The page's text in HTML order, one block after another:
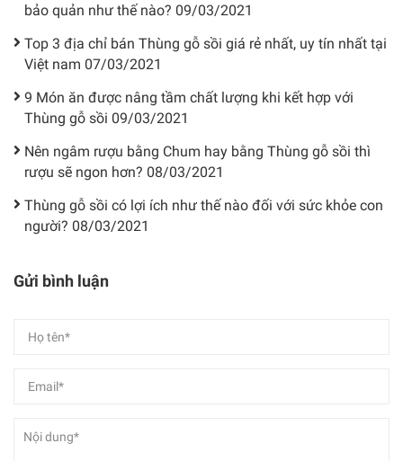
bảo quản như thế nào? 09/03/2021
Top 3 địa chỉ bán Thùng gỗ sồi giá rẻ nhất, uy tín nhất tại
Việt nam 07/03/2021
9 Món ăn được nâng tầm chất lượng khi kết hợp với
Thùng gỗ sồi 09/03/2021
Nên ngâm rượu bằng Chum hay bằng Thùng gỗ sồi thì
rượu sẽ ngon hơn? 08/03/2021
Thùng gỗ sồi có lợi ích như thế nào đối với sức khỏe con
người? 08/03/2021
Gửi bình luận